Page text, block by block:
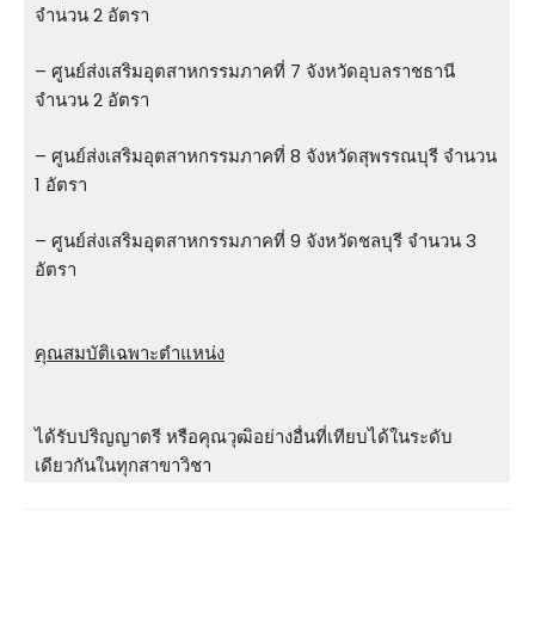
จำนวน 2 อัตรา
– ศูนย์ส่งเสริมอุตสาหกรรมภาคที่ 7 จังหวัดอุบลราชธานี
จำนวน 2 อัตรา
– ศูนย์ส่งเสริมอุตสาหกรรมภาคที่ 8 จังหวัดสุพรรณบุรี จำนวน
1 อัตรา
– ศูนย์ส่งเสริมอุตสาหกรรมภาคที่ 9 จังหวัดชลบุรี จำนวน 3
อัตรา
คุณสมบัติเฉพาะตำแหน่ง
ได้รับปริญญาตรี หรือคุณวุฒิอย่างอื่นที่เทียบได้ในระดับ
เดียวกันในทุกสาขาวิชา